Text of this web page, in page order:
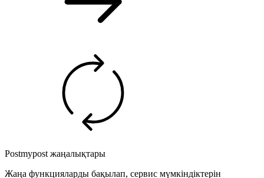
Postmypost жаңалықтары
Жаңа функцияларды бақылап, сервис мүмкіндіктерін